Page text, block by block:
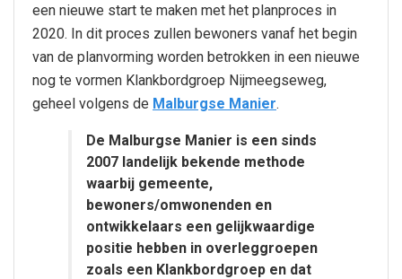
een nieuwe start te maken met het planproces in
2020. In dit proces zullen bewoners vanaf het begin
van de planvorming worden betrokken in een nieuwe
nog te vormen Klankbordgroep Nijmeegseweg,
geheel volgens de Malburgse Manier.
De Malburgse Manier is een sinds
2007 landelijk bekende methode
waarbij gemeente,
bewoners/omwonenden en
ontwikkelaars een gelijkwaardige
positie hebben in overleggroepen
zoals een Klankbordgroep en dat